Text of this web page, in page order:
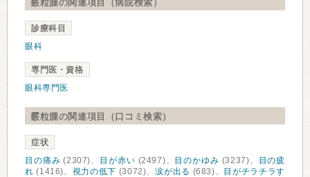
霰粒腫の関連項目（病院検索）
診療科目
眼科
専門医・資格
眼科専門医
霰粒腫の関連項目（口コミ検索）
症状
目の痛み (2307)、 目が赤い (2497)、 目のかゆみ (3237)、
目の疲
れ (1416)、 視力の低下 (3072)、涙が出る (683)、
目がチラチラす